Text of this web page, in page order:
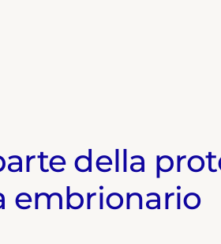
della
embrionario